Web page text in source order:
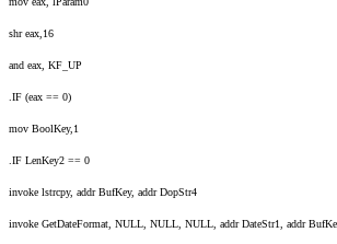
shr eax,16
and eax, KF_UP
.IF (eax == 0)
mov BoolKey,1
.IF LenKey2 == 0
invoke lstrcpy, addr BufKey, addr DopStr4
invoke GetDateFormat, NULL, NULL, NULL, addr DateStr1, addr